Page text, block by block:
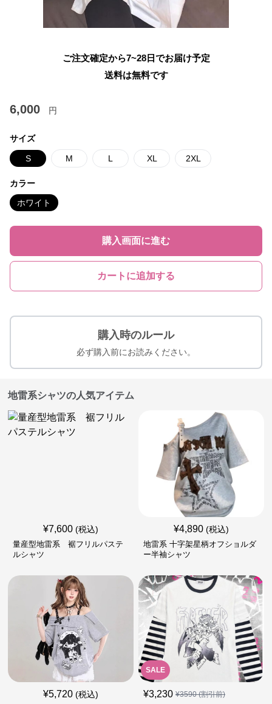
ご注文確定から7~28日でお届け予定
送料は無料です
6,000 円
サイズ
S M L XL 2XL
カラー
ホワイト
購入画面に進む
カートに追加する
購入時のルール
必ず購入前にお読みください。
地雷系シャツの人気アイテム
¥7,600 (税込)
量産型地雷系 裾フリルパステ
ルシャツ
¥4,890 (税込)
地雷系 十字架星柄オフショルダ
ー半袖シャツ
¥5,720 (税込)
SALE
¥3,230 ¥3590(割引前)